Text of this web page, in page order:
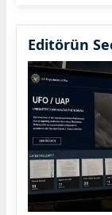
Editörün